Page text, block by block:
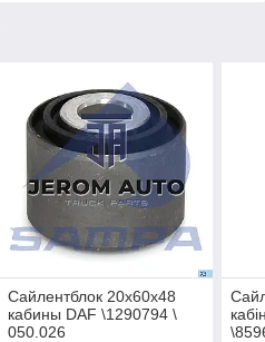
Сайлентблок 20x60x48
кабины DAF \1290794 \
050.026